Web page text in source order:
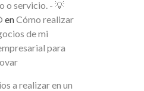
o servicio. - 💡
enCómo realizar
de mi
para
a realizar en un